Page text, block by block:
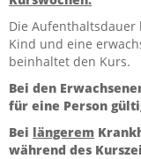
Die
Kind und eine
beinhaltet den Kurs.
Bei den
für eine Person
Bei längerem
während des